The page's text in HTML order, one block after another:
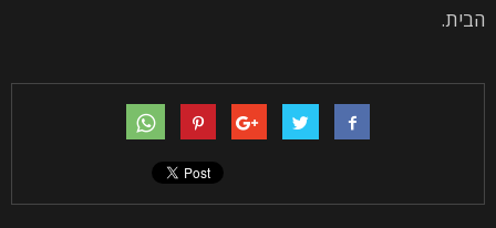
הבית.